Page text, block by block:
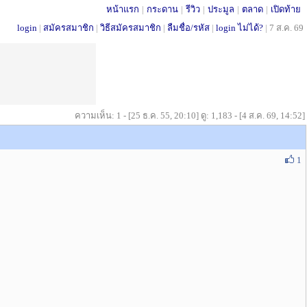
หน้าแรก | กระดาน | รีวิว | ประมูล | ตลาด | เปิดท้าย
login | สมัครสมาชิก | วิธีสมัครสมาชิก | ลืมชื่อ/รหัส | login ไม่ได้? | 7 ส.ค. 69
ความเห็น: 1 - [25 ธ.ค. 55, 20:10] ดู: 1,183 - [4 ส.ค. 69, 14:52]
1